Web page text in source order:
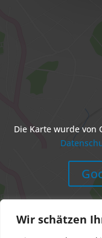
Wir schätzen
Die Karte wurde von